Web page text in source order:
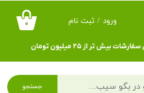
۰ ورود / ثبت نام
تر از ۲۵ میلیون تومان
جستجو